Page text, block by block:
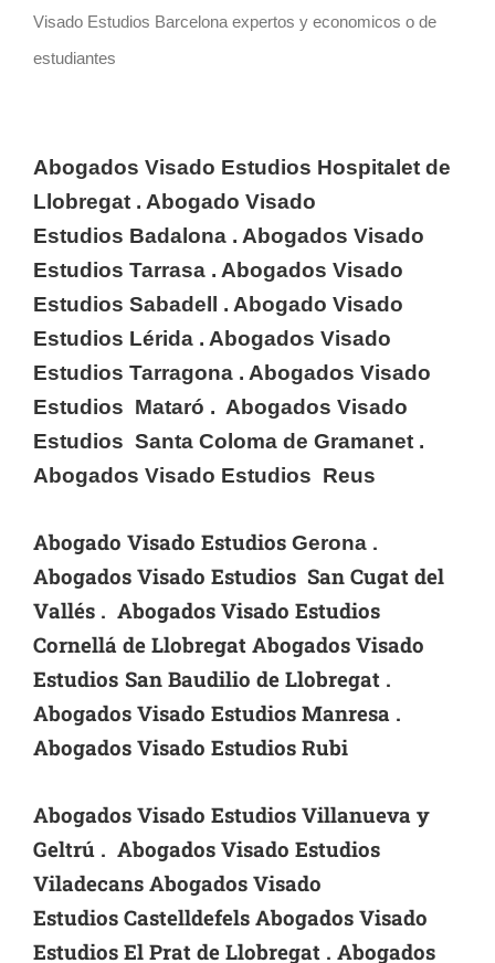
Visado Estudios Barcelona expertos y economicos o de
estudiantes
Abogados Visado Estudios Hospitalet de
Llobregat. Abogado Visado
Estudios Badalona. Abogados Visado
Estudios Tarrasa. Abogados Visado
Estudios Sabadell . Abogado Visado
Estudios Lérida. Abogados Visado
Estudios Tarragona. Abogados Visado
Estudios Mataró . Abogados Visado
Estudios Santa Coloma de Gramanet .
Abogados Visado Estudios Reus
Abogado Visado Estudios Gerona .
Abogados Visado Estudios San Cugat del
Vallés . Abogados Visado Estudios
Cornellá de Llobregat Abogados Visado
Estudios San Baudilio de Llobregat .
Abogados Visado Estudios Manresa .
Abogados Visado Estudios Rubi
Abogados Visado Estudios Villanueva y
Geltrú . Abogados Visado Estudios
Viladecans Abogados Visado
Estudios Castelldefels Abogados Visado
Estudios El Prat de Llobregat . Abogados